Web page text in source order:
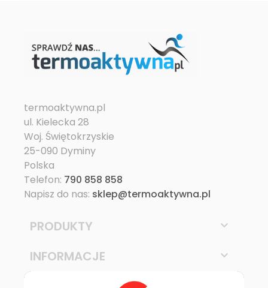
termoaktywna.pl
ul. Kielecka 28
Woj. Świętokrzyskie
25-090 Dyminy
Polska
Telefon: 790 858 858
Napisz do nas: sklep@termoaktywna.pl
PRODUKTY 
INFORMACJE 